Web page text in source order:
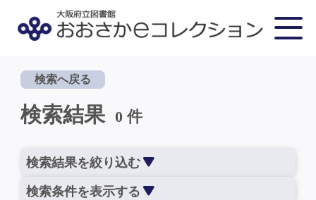
検索へ戻る
検索結果 0 件
検索結果を絞り込む
検索条件を表示する